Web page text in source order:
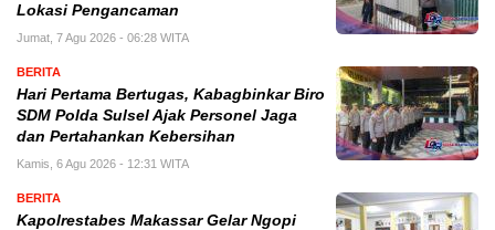
Lokasi Pengancaman
Jumat, 7 Agu 2026 - 06:28 WITA
BERITA
Hari Pertama Bertugas, Kabagbinkar Biro
SDM Polda Sulsel Ajak Personel Jaga
dan Pertahankan Kebersihan
Kamis, 6 Agu 2026 - 12:31 WITA
BERITA
Kapolrestabes Makassar Gelar Ngopi